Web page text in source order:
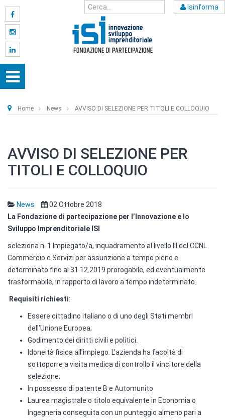
Isinforma
Home News AVVISO DI SELEZIONE PER TITOLI E COLLOQUIO
AVVISO DI SELEZIONE PER
TITOLI E COLLOQUIO
News
02 Ottobre 2018
La Fondazione di partecipazione per l’Innovazione e lo
Sviluppo Imprenditoriale ISI
seleziona n. 1 Impiegato/a, inquadramento al livello III del CCNL
Commercio e Servizi per assunzione a tempo pieno e
determinato fino al 31.12.2019 prorogabile, ed eventualmente
trasformabile, in rapporto di lavoro a tempo indeterminato.
Requisiti richiesti:
Essere cittadino italiano o di uno degli Stati membri
dell’Unione Europea;
Godimento dei diritti civili e politici.
Idoneità fisica all’impiego. L’azienda ha facoltà di
sottoporre a visita medica di controllo il vincitore della
selezione;
In possesso di patente B e Automunito
Laurea magistrale o titolo equivalente in Economia o
Ingegneria conseguita con un punteggio almeno pari a